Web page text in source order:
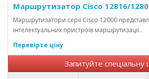
Маршрутизатор Cisco 12816/
Маршрутизатори серії Cisco 12000
інтелектуальних пристроїв маршрутизації..
Перевірте ціну
Запитуйте спеціальну